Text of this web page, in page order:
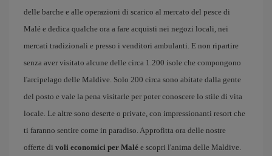
delle barche e alle operazioni di scarico al mercato del pesce di
Malé e dedica qualche ora a fare acquisti nei negozi locali, nei
mercati tradizionali e presso i venditori ambulanti. E non ripartire
senza aver visitato alcune delle circa 1.200 isole che compongono
l'arcipelago delle Maldive. Solo 200 circa sono abitate dalla gente
del posto e vale la pena visitarle per poter conoscere lo stile di vita
locale. Le altre sono deserte o private, con impressionanti resort che
ti faranno sentire come in paradiso. Approfitta ora delle nostre
offerte di voli economici per Malé e scopri l'anima delle Maldive.